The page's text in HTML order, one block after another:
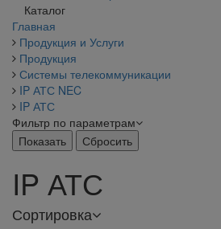
Каталог
Главная
Продукция и Услуги
Продукция
Системы телекоммуникации
IP АТС NEC
IP АТС
Фильтр по параметрам
IP АТС
Сортировка